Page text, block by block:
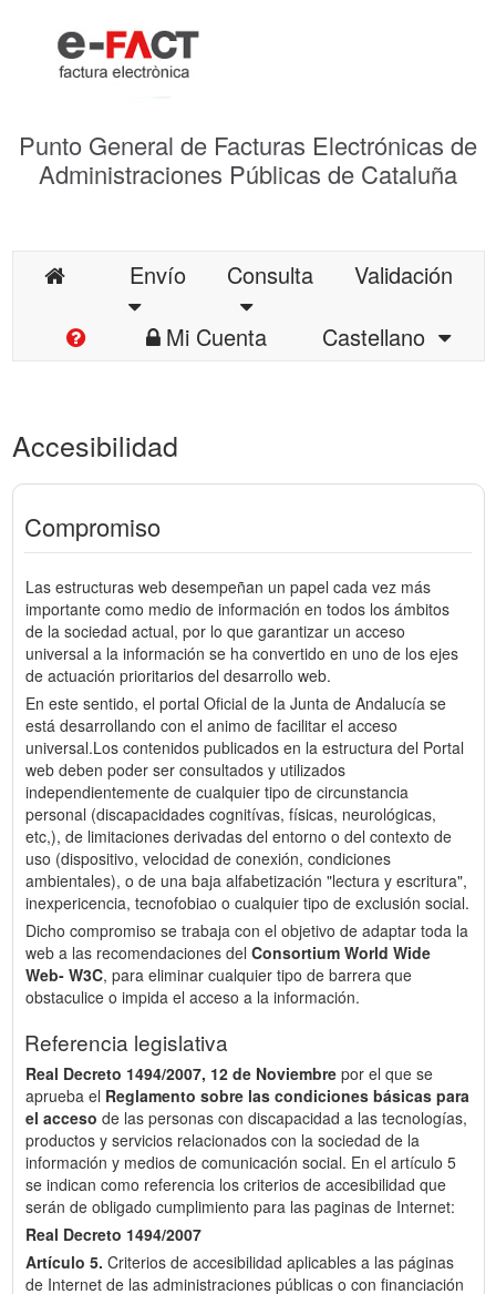
Punto General de Facturas Electrónicas de
Administraciones Públicas de Cataluña
Envío Consulta
Validación
Mi Cuenta
Castellano
Accesibilidad
Compromiso
Las estructuras web desempeñan un papel cada vez más
importante como medio de información en todos los ámbitos
de la sociedad actual, por lo que garantizar un acceso
universal a la información se ha convertido en uno de los ejes
de actuación prioritarios del desarrollo web.
En este sentido, el portal Oficial de la Junta de Andalucía se
está desarrollando con el animo de facilitar el acceso
universal.Los contenidos publicados en la estructura del Portal
web deben poder ser consultados y utilizados
independientemente de cualquier tipo de circunstancia
personal (discapacidades cognitívas, físicas, neurológicas,
etc,), de limitaciones derivadas del entorno o del contexto de
uso (dispositivo, velocidad de conexión, condiciones
ambientales), o de una baja alfabetización "lectura y escritura",
inexpericencia, tecnofobiao o cualquier tipo de exclusión social.
Dicho compromiso se trabaja con el objetivo de adaptar toda la
web a las recomendaciones del Consortium World Wide
Web- W3C, para eliminar cualquier tipo de barrera que
obstaculice o impida el acceso a la información.
Referencia legislativa
Real Decreto 1494/2007, 12 de Noviembre por el que se
aprueba el Reglamento sobre las condiciones básicas para
el acceso de las personas con discapacidad a las tecnologías,
productos y servicios relacionados con la sociedad de la
información y medios de comunicación social. En el artículo 5
se indican como referencia los criterios de accesibilidad que
serán de obligado cumplimiento para las paginas de Internet:
Real Decreto 1494/2007
Artículo 5. Criterios de accesibilidad aplicables a las páginas
de Internet de las administraciones públicas o con financiación